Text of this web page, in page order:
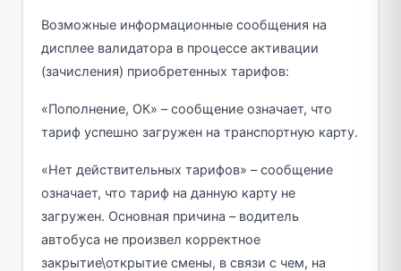
Возможные информационные сообщения на
дисплее валидатора в процессе активации
(зачисления) приобретенных тарифов:
«Пополнение, ОК» – сообщение означает, что
тариф успешно загружен на транспортную карту.
«Нет действительных тарифов» – сообщение
означает, что тариф на данную карту не
загружен. Основная причина – водитель
автобуса не произвел корректное
закрытие\открытие смены, в связи с чем, на